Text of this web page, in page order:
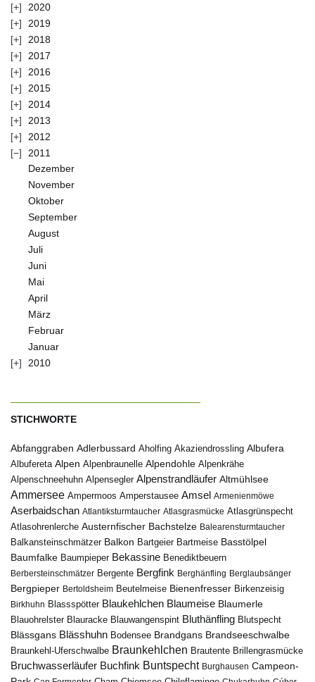
2020
2019
2018
2017
2016
2015
2014
2013
2012
2011
Dezember
November
Oktober
September
August
Juli
Juni
Mai
April
März
Februar
Januar
2010
STICHWORTE
Abfanggraben Adlerbussard Aholfing Akaziendrossling Albufera
Albufereta Alpen Alpenbraunelle Alpendohle Alpenkrähe
Alpenschneehuhn Alpensegler Alpenstrandläufer Altmühlsee
Ammersee Ampermoos Amperstausee Amsel Armenienmöwe
Aserbaidschan Atlantiksturmtaucher Atlasgrasmücke Atlasgrünspecht
Atlasohrenlerche Austernfischer Bachstelze Balearensturmtaucher
Balkansteinschmätzer Balkon Bartgeier Bartmeise Basstölpel
Baumfalke Baumpieper Bekassine Benediktbeuern
Berbersteinschmätzer Bergente Bergfink Berghänfling Berglaubsänger
Bergpieper Bertoldsheim Beutelmeise Bienenfresser Birkenzeisig
Birkhuhn Blassspötter Blaukehlchen Blaumeise Blaumerle
Blauohrelster Blauracke Blauwangenspint Bluthänfling Blutspecht
Blässgans Blässhuhn Bodensee Brandgans Brandseeschwalbe
Braunkehl-Uferschwalbe Braunkehlchen Brautente Brillengrasmücke
Bruchwasserläufer Buchfink Buntspecht Burghausen Campeon-